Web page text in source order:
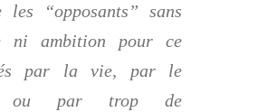
les “opposants” sans
ni ambition pour ce
par la vie, par le
ou par trop de